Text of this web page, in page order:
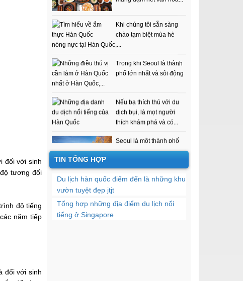
đối với sinh
tương đối
độ tiếng
năm tiếp
đối với sinh
chào tạm biệt mùa hè
nóng nực tại Hàn Quốc,...
Trong khi Seoul là thành
nhất ở Hàn Quốc,...
thích khám phá và có...
Seoul là một thành phố
nước khác, Hàn Quốc có
TIN TỔNG HỢP
Du lịch hàn quốc điểm đến là những khu
vườn tuyệt đẹp jtjt
Tổng hợp những địa điểm du lịch nổi
tiếng ở Singapore